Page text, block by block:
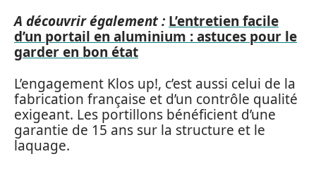
A découvrir également : L’entretien facile
d’un portail en aluminium : astuces pour le
garder en bon état
L’engagement Klos up!, c’est aussi celui de la
fabrication française et d’un contrôle qualité
exigeant. Les portillons bénéficient d’une
garantie de 15 ans sur la structure et le
laquage.